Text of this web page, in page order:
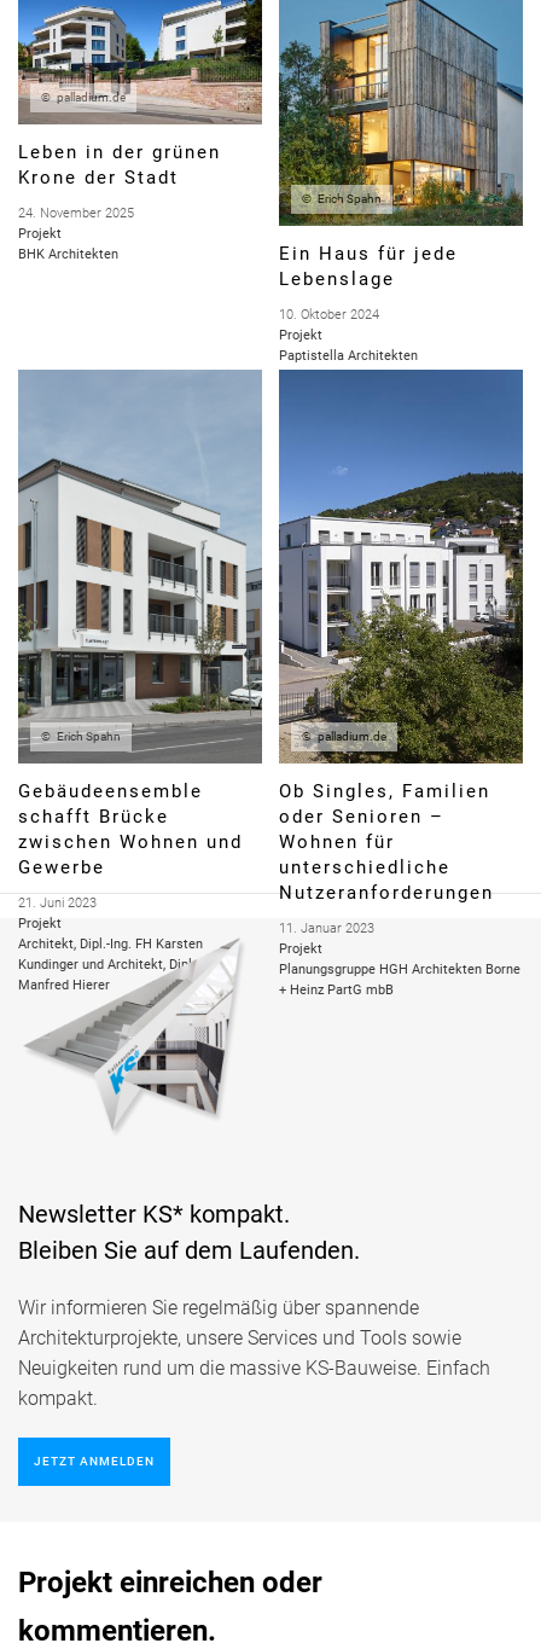
palladium.de
Leben in der grünen
Krone der Stadt
24. November 2025
Projekt
BHK Architekten
Erich Spahn
Ein Haus für jede
Lebenslage
10. Oktober 2024
Projekt
Paptistella Architekten
Erich Spahn
Gebäudeensemble
schafft Brücke
zwischen Wohnen und
Gewerbe
21. Juni 2023
Projekt
Architekt, Dipl.-Ing. FH Karsten
Kundinger und Architekt, Dipl.-Ing.
Manfred Hierer
palladium.de
Ob Singles, Familien
oder Senioren –
Wohnen für
unterschiedliche
Nutzeranforderungen
11. Januar 2023
Projekt
Planungsgruppe HGH Architekten Borne
+ Heinz PartG mbB
Newsletter KS* kompakt.
Bleiben Sie auf dem Laufenden.
Wir informieren Sie regelmäßig über spannende
Architekturprojekte, unsere Services und Tools sowie
Neuigkeiten rund um die massive KS-Bauweise. Einfach
kompakt.
JETZT ANMELDEN
Projekt einreichen oder
kommentieren.